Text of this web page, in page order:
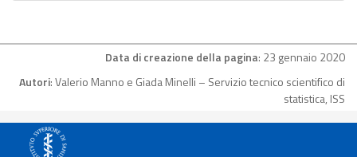
Data di creazione della pagina: 23 gennaio 2020
Autori: Valerio Manno e Giada Minelli – Servizio tecnico scientifico di
statistica, ISS